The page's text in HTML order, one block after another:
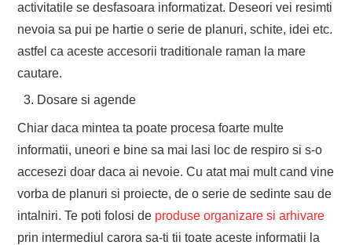
activitatile se desfasoara informatizat. Deseori vei resimti
nevoia sa pui pe hartie o serie de planuri, schite, idei etc.
astfel ca aceste accesorii traditionale raman la mare
cautare.
Dosare si agende
Chiar daca mintea ta poate procesa foarte multe
informatii, uneori e bine sa mai lasi loc de respiro si s-o
accesezi doar daca ai nevoie. Cu atat mai mult cand vine
vorba de planuri si proiecte, de o serie de sedinte sau de
intalniri. Te poti folosi de produse organizare si arhivare
prin intermediul carora sa-ti tii toate aceste informatii la